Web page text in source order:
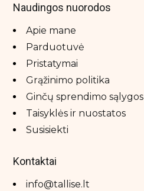
Naudingos nuorodos
Apie mane
Parduotuvė
Pristatymai
Grąžinimo politika
Ginčų sprendimo sąlygos
Taisyklės ir nuostatos
Susisiekti
Kontaktai
info@tallise.lt